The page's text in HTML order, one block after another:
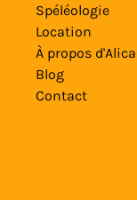
Spéléologie
Location
À propos
Blog
Contact